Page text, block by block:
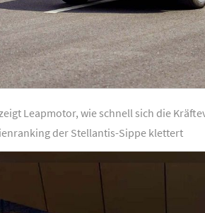
Leapmotor, wie schnell sich die
der Stellantis-Sippe klettert